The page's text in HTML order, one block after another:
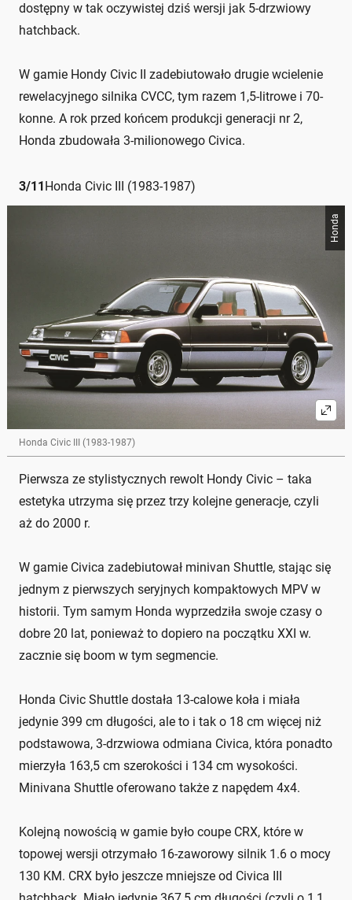
dostępny w tak oczywistej dziś wersji jak 5-drzwiowy
hatchback.
W gamie Hondy Civic II zadebiutowało drugie wcielenie
rewelacyjnego silnika CVCC, tym razem 1,5-litrowe i 70-
konne. A rok przed końcem produkcji generacji nr 2,
Honda zbudowała 3-milionowego Civica.
3/11Honda Civic III (1983-1987)
Honda
Honda Civic III (1983-1987)
Pierwsza ze stylistycznych rewolt Hondy Civic – taka
estetyka utrzyma się przez trzy kolejne generacje, czyli
aż do 2000 r.
W gamie Civica zadebiutował minivan Shuttle, stając się
jednym z pierwszych seryjnych kompaktowych MPV w
historii. Tym samym Honda wyprzedziła swoje czasy o
dobre 20 lat, ponieważ to dopiero na początku XXI w.
zacznie się boom w tym segmencie.
Honda Civic Shuttle dostała 13-calowe koła i miała
jedynie 399 cm długości, ale to i tak o 18 cm więcej niż
podstawowa, 3-drzwiowa odmiana Civica, która ponadto
mierzyła 163,5 cm szerokości i 134 cm wysokości.
Minivana Shuttle oferowano także z napędem 4x4.
Kolejną nowością w gamie było coupe CRX, które w
topowej wersji otrzymało 16-zaworowy silnik 1.6 o mocy
130 KM. CRX było jeszcze mniejsze od Civica III